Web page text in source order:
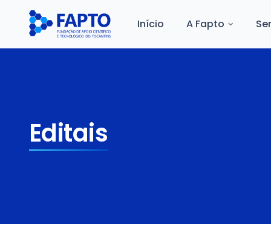
Início A Fapto
Editais